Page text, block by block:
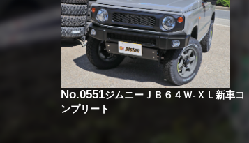
No.0551ジムニーＪＢ６４Ｗ-ＸＬ新車コ
ンプリート